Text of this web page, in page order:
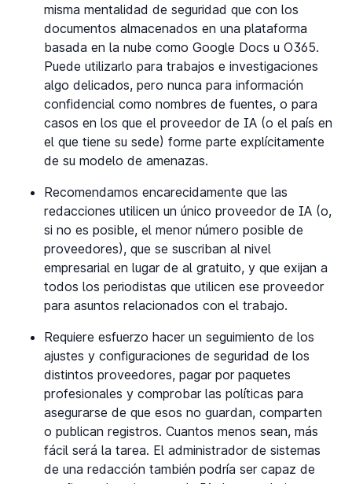
misma mentalidad de seguridad que con los
documentos almacenados en una plataforma
basada en la nube como Google Docs u O365.
Puede utilizarlo para trabajos e investigaciones
algo delicados, pero nunca para información
confidencial como nombres de fuentes, o para
casos en los que el proveedor de IA (o el país en
el que tiene su sede) forme parte explícitamente
de su modelo de amenazas.
Recomendamos encarecidamente que las
redacciones utilicen un único proveedor de IA (o,
si no es posible, el menor número posible de
proveedores), que se suscriban al nivel
empresarial en lugar de al gratuito, y que exijan a
todos los periodistas que utilicen ese proveedor
para asuntos relacionados con el trabajo.
Requiere esfuerzo hacer un seguimiento de los
ajustes y configuraciones de seguridad de los
distintos proveedores, pagar por paquetes
profesionales y comprobar las políticas para
asegurarse de que esos no guardan, comparten
o publican registros. Cuantos menos sean, más
fácil será la tarea. El administrador de sistemas
de una redacción también podría ser capaz de